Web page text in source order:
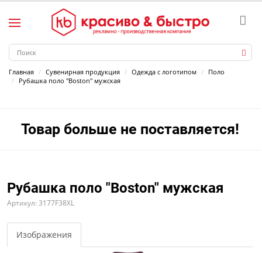
Главная Сувенирная продукция Одежда с логотипом
Поло
Рубашка поло "Boston" мужская
Товар больше не поставляется!
Рубашка поло "Boston" мужская
Артикул: 3177F38XL
Изображения